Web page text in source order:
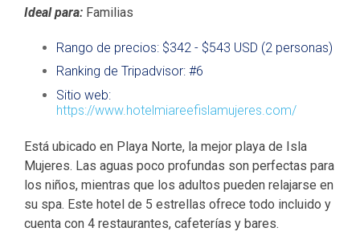
Ideal para: Familias
Rango de precios: $342 - $543 USD (2 personas)
Ranking de Tripadvisor: #6
Sitio web:
https://www.hotelmiareefislamujeres.com/
Está ubicado en Playa Norte, la mejor playa de Isla
Mujeres. Las aguas poco profundas son perfectas para
los niños, mientras que los adultos pueden relajarse en
su spa. Este hotel de 5 estrellas ofrece todo incluido y
cuenta con 4 restaurantes, cafeterías y bares.